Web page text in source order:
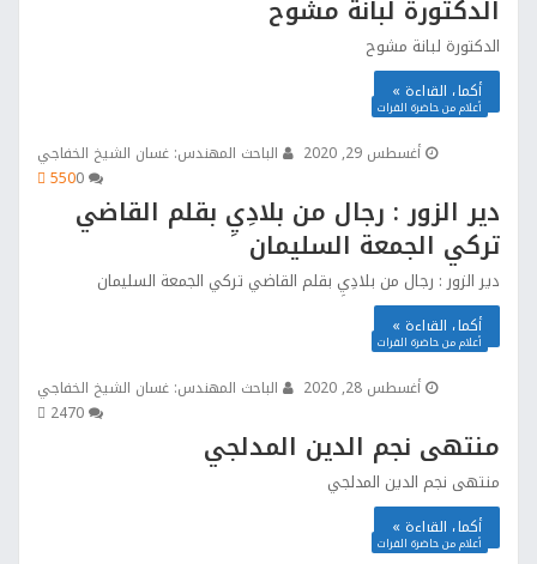
الدكتورة لبانة مشوح
الدكتورة لبانة مشوح
أكمل القراءة »
أعلام من حاضرة الفرات
الباحث المهندس: غسان الشيخ الخفاجي
أغسطس 29, 2020
550
دير الزور : رجال من بلادِيِ بقلم القاضي
تركي الجمعة السليمان
دير الزور : رجال من بلادِيِ بقلم القاضي تركي الجمعة السليمان
أكمل القراءة »
أعلام من حاضرة الفرات
الباحث المهندس: غسان الشيخ الخفاجي
أغسطس 28, 2020
247
منتهى نجم الدين المدلجي
منتهى نجم الدين المدلجي
أكمل القراءة »
أعلام من حاضرة الفرات